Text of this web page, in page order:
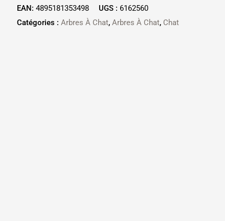
EAN: 4895181353498 UGS : 6162560
Catégories : Arbres À Chat, Arbres À Chat, Chat